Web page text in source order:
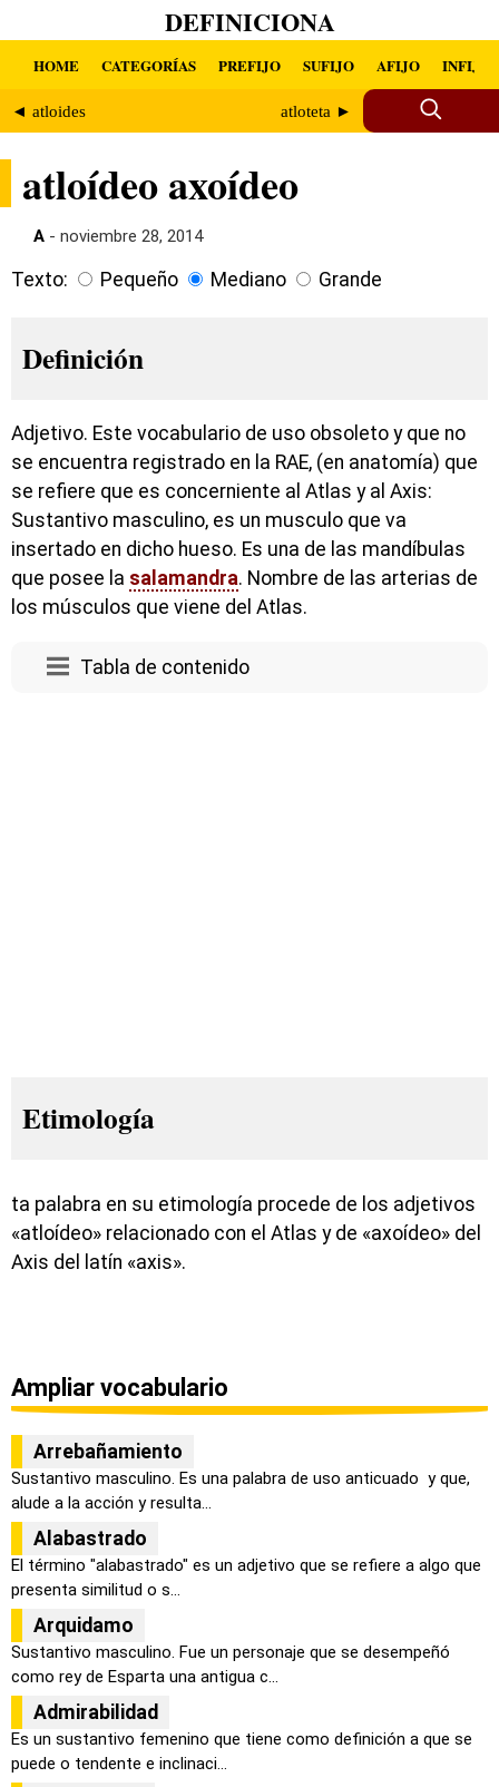
DEFINICIONA
HOME CATEGORÍAS PREFIJO SUFIJO AFIJO INFIJO
◄ atloides atloteta ►
atloídeo axoídeo
A - noviembre 28, 2014
Texto: Pequeño Mediano Grande
Definición
Adjetivo. Este vocabulario de uso obsoleto y que no
se encuentra registrado en la RAE, (en anatomía) que
se refiere que es concerniente al Atlas y al Axis:
Sustantivo masculino, es un musculo que va
insertado en dicho hueso. Es una de las mandíbulas
que posee la salamandra. Nombre de las arterias de
los músculos que viene del Atlas.
Tabla de contenido
Etimología
ta palabra en su etimología procede de los adjetivos
«atloídeo» relacionado con el Atlas y de «axoídeo» del
Axis del latín «axis».
Ampliar vocabulario
Arrebañamiento
Sustantivo masculino. Es una palabra de uso anticuado y que,
alude a la acción y resulta...
Alabastrado
El término "alabastrado" es un adjetivo que se refiere a algo que
presenta similitud o s...
Arquidamo
Sustantivo masculino. Fue un personaje que se desempeñó
como rey de Esparta una antigua c...
Admirabilidad
Es un sustantivo femenino que tiene como definición a que se
puede o tendente e inclinaci...